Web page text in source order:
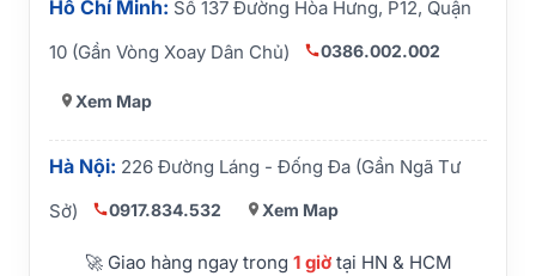
Hồ Chí Minh: Số 137 Đường Hòa Hưng, P12, Quận
10 (Gần Vòng Xoay Dân Chủ)
0386.002.002
Xem Map
Hà Nội: 226 Đường Láng - Đống Đa (Gần Ngã Tư
Sở)
0917.834.532 Xem Map
🚀 Giao hàng ngay trong 1 giờtại HN & HCM